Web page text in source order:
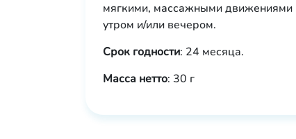
мягкими, массажными движениями
утром и/или вечером.
Срок годности: 24 месяца.
Масса нетто: 30 г